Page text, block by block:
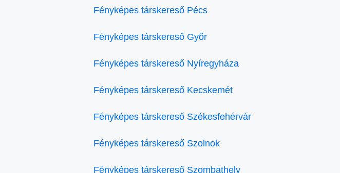
Fényképes társkereső Pécs
Fényképes társkereső Győr
Fényképes társkereső Nyíregyháza
Fényképes társkereső Kecskemét
Fényképes társkereső Székesfehérvár
Fényképes társkereső Szolnok
Fényképes társkereső Szombathely